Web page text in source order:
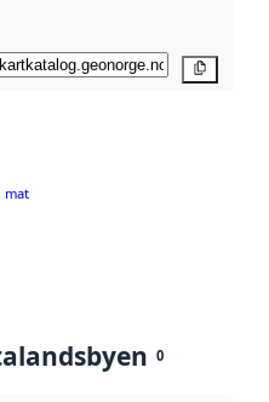
mat
0